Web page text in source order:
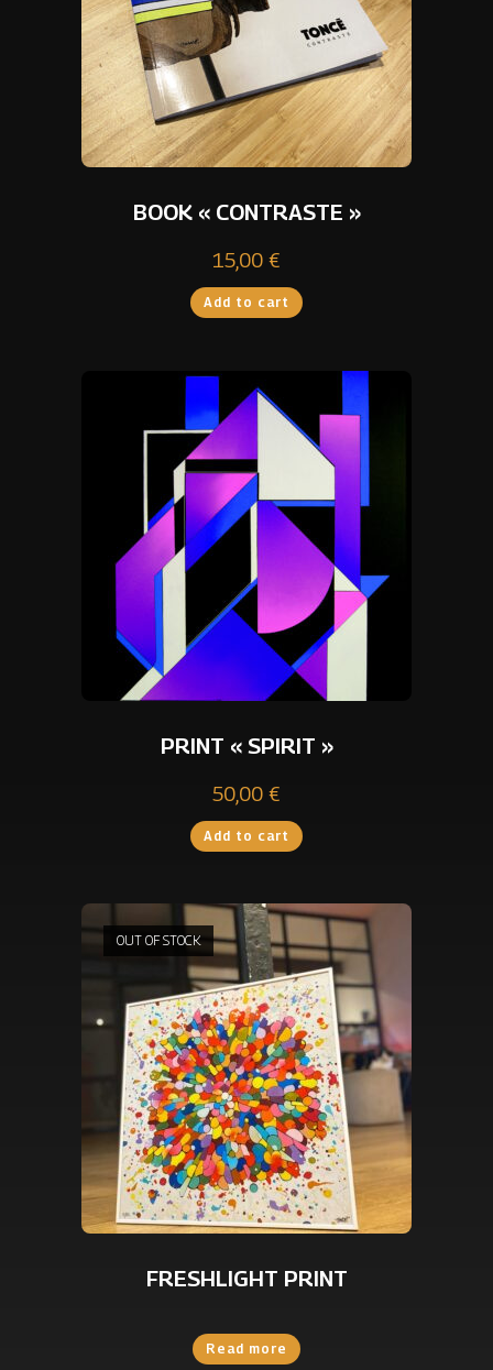
BOOK « CONTRASTE »
15,00 €
Add to cart
PRINT « SPIRIT »
50,00 €
Add to cart
OUT OF STOCK
FRESHLIGHT PRINT
Read more